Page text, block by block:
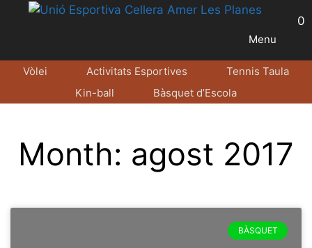
0
Menu
Vòlei Activitats Esportives
Tennis Taula
Kin-ball
Bàsquet d’Escola
Month: agost 2017
BÀSQUET